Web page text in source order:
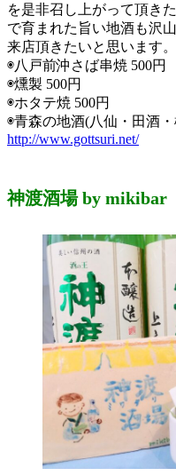
を是非召し上がって頂き
で育まれた旨い地酒も沢
来店頂きたいと思います。
◉八戸前沖さば串焼 500円
◉燻製 500円
◉ホタテ焼 500円
◉青森の地酒(八仙・田酒
http://www.gottsuri.net/
神渡酒場 by mikibar